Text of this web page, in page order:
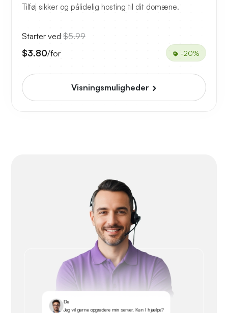
Tilføj sikker og pålidelig hosting til dit domæne.
Starter ved $5.99
$3.80/for -20%
Visningsmuligheder
Du
Jeg vil gerne opgradere min server. Kan I hjælpe?